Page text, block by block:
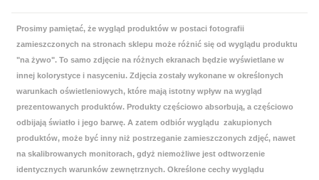
Prosimy pamiętać, że wygląd produktów w postaci fotografii
zamieszczonych na stronach sklepu może różnić się od wyglądu produktu
"na żywo". To samo zdjęcie na różnych ekranach będzie wyświetlane w
innej kolorystyce i nasyceniu. Zdjęcia zostały wykonane w określonych
warunkach oświetleniowych, które mają istotny wpływ na wygląd
prezentowanych produktów. Produkty częściowo absorbują, a częściowo
odbijają światło i jego barwę. A zatem odbiór wyglądu zakupionych
produktów, może być inny niż postrzeganie zamieszczonych zdjęć, nawet
na skalibrowanych monitorach, gdyż niemożliwe jest odtworzenie
identycznych warunków zewnętrznych. Określone cechy wyglądu